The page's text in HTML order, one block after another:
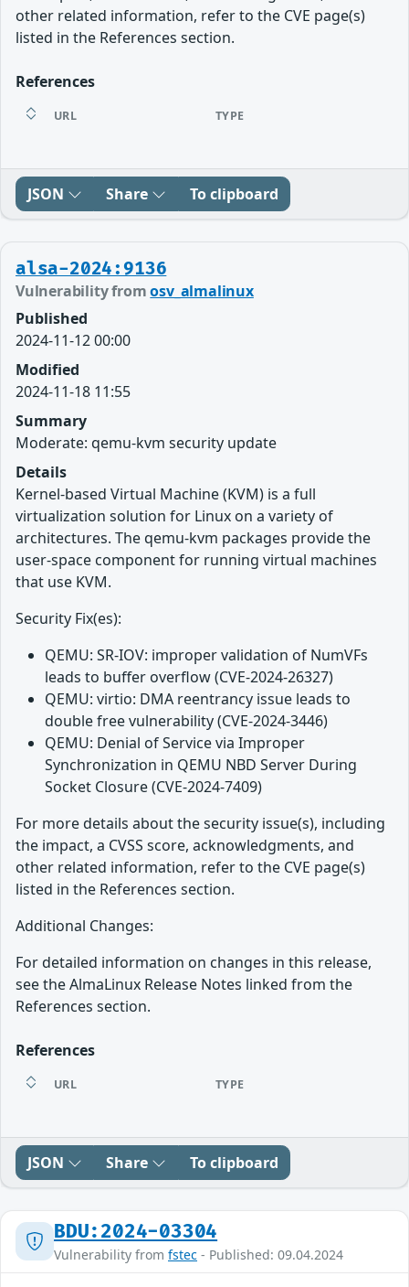
other related information, refer to the CVE page(s)
listed in the References section.
References
URL TYPE
JSON Share To clipboard
alsa-2024:9136
Vulnerability fromosv_almalinux
Published
2024-11-12 00:00
Modified
2024-11-18 11:55
Summary
Moderate: qemu-kvm security update
Details
Kernel-based Virtual Machine (KVM) is a full
virtualization solution for Linux on a variety of
architectures. The qemu-kvm packages provide the
user-space component for running virtual machines
that use KVM.
Security Fix(es):
QEMU: SR-IOV: improper validation of NumVFs
leads to buffer overflow (CVE-2024-26327)
QEMU: virtio: DMA reentrancy issue leads to
double free vulnerability (CVE-2024-3446)
QEMU: Denial of Service via Improper
Synchronization in QEMU NBD Server During
Socket Closure (CVE-2024-7409)
For more details about the security issue(s), including
the impact, a CVSS score, acknowledgments, and
other related information, refer to the CVE page(s)
listed in the References section.
Additional Changes:
For detailed information on changes in this release,
see the AlmaLinux Release Notes linked from the
References section.
References
URL TYPE
JSON Share To clipboard
BDU:2024-03304
Vulnerability from fstec - Published: 09.04.2024